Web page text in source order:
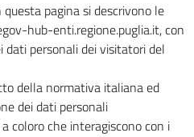
pagina si descrivono le
hub-enti.regione.puglia.it, con
personali dei visitatori del
della normativa italiana ed
dei dati personali
coloro che interagiscono con i